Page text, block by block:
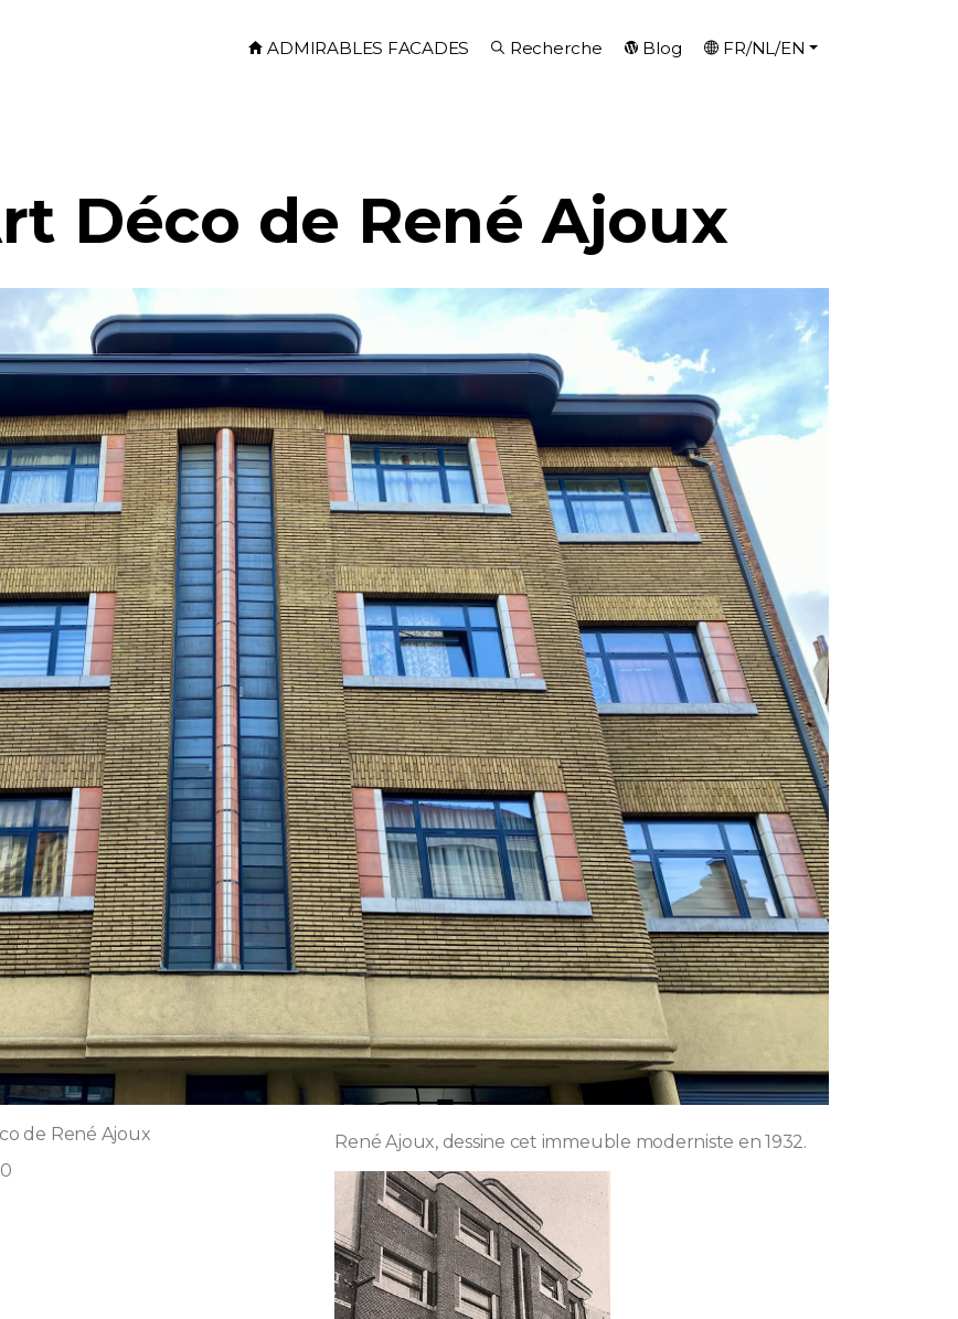
ADMIRABLES FACADES Recherche Blog FR/NL/EN
Déco de René Ajoux
de René Ajoux
René Ajoux, dessine cet immeuble moderniste en 1932.